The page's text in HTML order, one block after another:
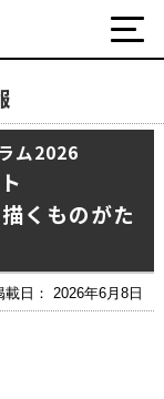
ム2026
くものがた
載日： 2026年6月8日